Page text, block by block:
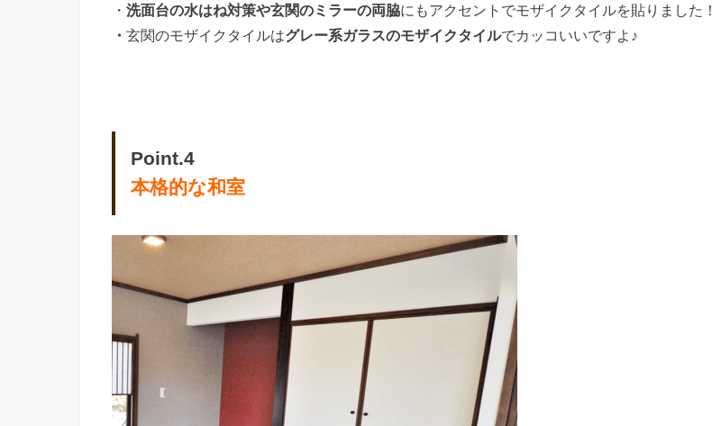
・ 洗面台の水はね対策や玄関のミラーの両脇にもアクセントでモザイクタイルを貼りました！
・ 玄関のモザイクタイルはグレー系ガラスのモザイクタイルでカッコいいですよ♪
Point.4
本格的な和室